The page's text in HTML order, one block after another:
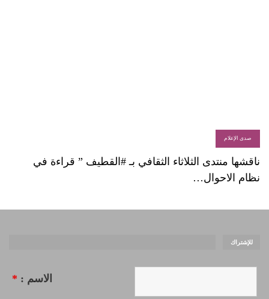
صدى الإعلام
ناقشها منتدى الثلاثاء الثقافي بـ #القطيف ” قراءة في
نظام الاحوال…
للإشتراك
الاسم : *